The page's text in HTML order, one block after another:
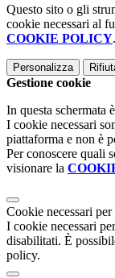
Questo sito o gli
cookie necessari al
COOKIE POLICY.
Personalizza
Gestione cookie
In questa schermata
I cookie necessari
piattaforma e non è
Per conoscere quali
visionare la
Cookie necessari
I cookie necessari
disabilitati. È
policy.